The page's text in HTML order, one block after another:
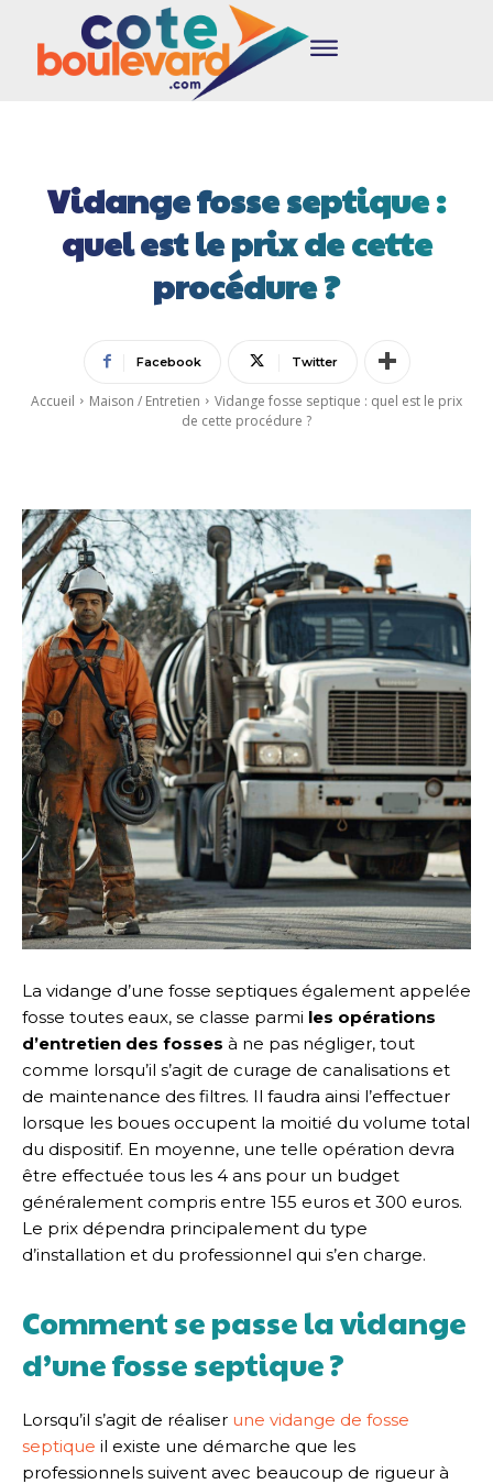
Vidange fosse septique :
quel est le prix de cette
procédure ?
Facebook Twitter
Accueil Maison / Entretien
Vidange fosse septique : quel est le prix
de cette procédure ?
La vidange d’une fosse septiques également appelée
fosse toutes eaux, se classe parmi les opérations
d’entretien des fosses à ne pas négliger, tout
comme lorsqu’il s’agit de curage de canalisations et
de maintenance des filtres. Il faudra ainsi l’effectuer
lorsque les boues occupent la moitié du volume total
du dispositif. En moyenne, une telle opération devra
être effectuée tous les 4 ans pour un budget
généralement compris entre 155 euros et 300 euros.
Le prix dépendra principalement du type
d’installation et du professionnel qui s’en charge.
Comment se passe la vidange
d’une fosse septique ?
Lorsqu’il s’agit de réaliser une vidange de fosse
septique il existe une démarche que les
professionnels suivent avec beaucoup de rigueur à